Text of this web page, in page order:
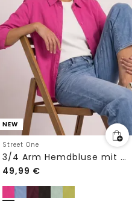
NEW
Street One
3/4 Arm Hemdbluse mit Cordmix
49,99 €